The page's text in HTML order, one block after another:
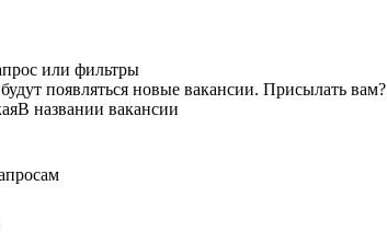
или фильтры
появляться новые вакансии. Присылать вам?
В названии вакансии